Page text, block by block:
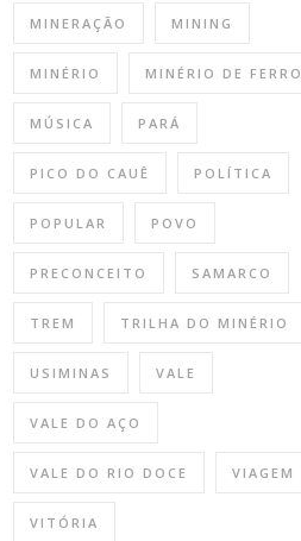
MINERAÇÃO MINING
MINÉRIO MINÉRIO DE FERRO
MÚSICA PARÁ
PICO DO CAUÊ POLÍTICA
POPULAR POVO
PRECONCEITO SAMARCO
TREM TRILHA DO MINÉRIO
USIMINAS VALE
VALE DO AÇO
VALE DO RIO DOCE VIAGEM
VITÓRIA